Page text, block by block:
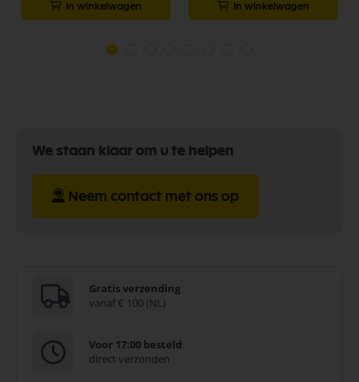
In winkelwagen In winkelwagen
We staan klaar om u te helpen
Neem contact met ons op
Gratis verzending
vanaf € 100 (NL)
Voor 17:00 besteld
direct verzonden